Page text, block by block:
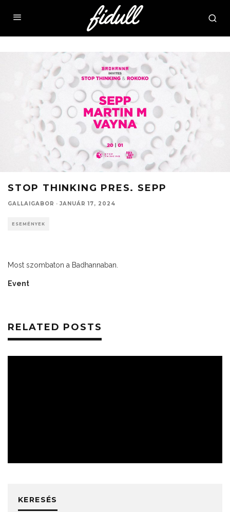
STOP THINKING PRES. SEPP
GALLAIGABOR · JANUÁR 17, 2024
ESEMÉNYEK
Most szombaton a Badhannaban.
Event
RELATED POSTS
KERESÉS